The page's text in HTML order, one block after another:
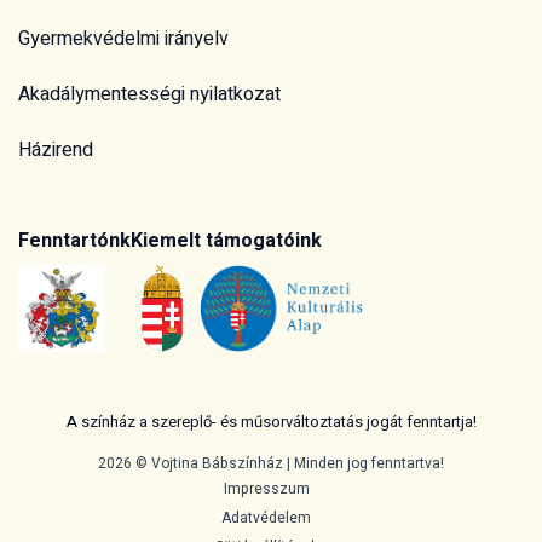
Gyermekvédelmi irányelv
Akadálymentességi nyilatkozat
Házirend
FenntartónkKiemelt támogatóink
A színház a szereplő- és műsorváltoztatás jogát fenntartja!
2026 © Vojtina Bábszínház | Minden jog fenntartva!
Impresszum
Adatvédelem